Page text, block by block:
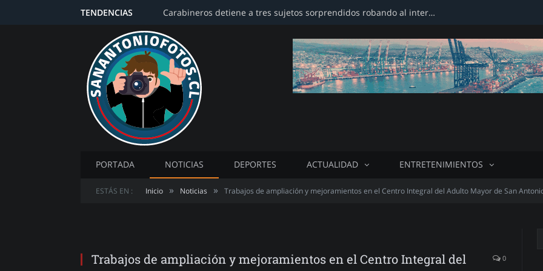
TENDENCIAS Carabineros detiene a tres sujetos sorprendidos robando al interior de una farmacia en avenida Barros Luco
PORTADA NOTICIAS DEPORTES ACTUALIDAD ENTRETENIMIENTOS
ESTÁS EN : Inicio » Noticias » Trabajos de ampliación y mejoramientos en el Centro Integral del Adulto Mayor de San
Trabajos de ampliación y mejoramientos en el Centro Integral del
0